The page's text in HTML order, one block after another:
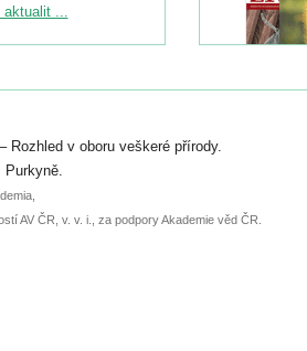
ke konferenci
do 6. září.
přednášky nebo
...
Rozhled v oboru veškeré přírody.
Purkyně.
AV ČR, v. v. i., za podpory Akademie věd ČR.